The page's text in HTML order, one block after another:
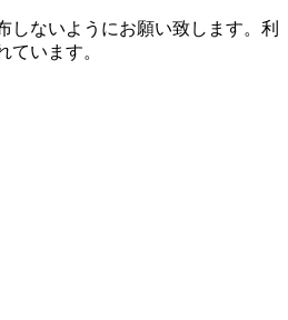
しないようにお願い致します。利
ています。